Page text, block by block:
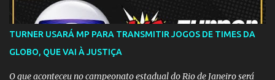
TURNER USARÁ MP PARA TRANSMITIR JOGOS DE TIMES DA
GLOBO, QUE VAI À JUSTIÇA
O que aconteceu no campeonato estadual do Rio de Janeiro será